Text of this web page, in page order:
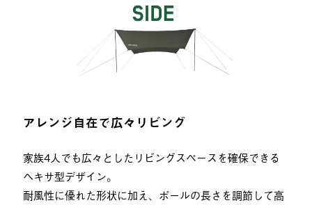
アレンジ自在で広々リビング
家族4人でも広々としたリビングスペースを確保できる
ヘキサ型デザイン。
耐風性に優れた形状に加え、ポールの長さを調節して高